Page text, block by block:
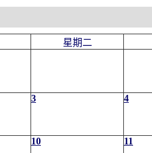
星期二
3 4
10 11